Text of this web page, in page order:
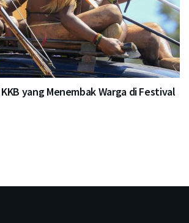
yang Menembak Warga di Festival